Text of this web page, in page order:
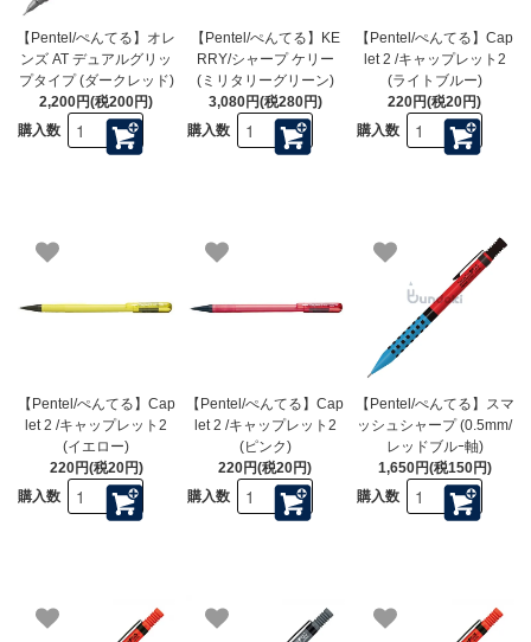
【Pentel/ぺんてる】オレ
ンズ AT デュアルグリッ
プタイプ (ダークレッド)
2,200円(税200円)
購入数
【Pentel/ぺんてる】KE
RRY/シャープ ケリー
(ミリタリーグリーン)
3,080円(税280円)
購入数
【Pentel/ぺんてる】Cap
let 2 /キャップレット2
(ライトブルー)
220円(税20円)
購入数
【Pentel/ぺんてる】Cap
let 2 /キャップレット2
(イエロー)
220円(税20円)
購入数
【Pentel/ぺんてる】Cap
let 2 /キャップレット2
(ピンク)
220円(税20円)
購入数
【Pentel/ぺんてる】スマ
ッシュシャープ (0.5mm/
レッドブルｰ軸)
1,650円(税150円)
購入数